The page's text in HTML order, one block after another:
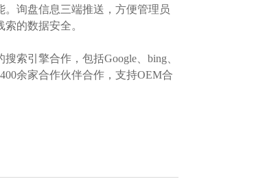
询盘信息三端推送，方便管理员
的数据安全。
索引擎合作，包括Google、bing、
余家合作伙伴合作，支持OEM合